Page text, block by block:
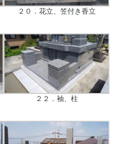
２０．花立、笠付き香立
２２．袖、柱